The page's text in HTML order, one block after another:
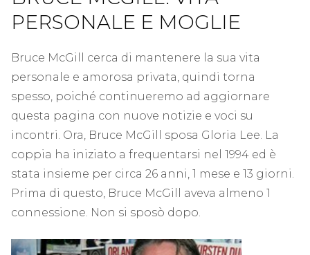
PERSONALE E MOGLIE
Bruce McGill cerca di mantenere la sua vita
personale e amorosa privata, quindi torna
spesso, poiché continueremo ad aggiornare
questa pagina con nuove notizie e voci su
incontri. Ora, Bruce McGill sposa Gloria Lee. La
coppia ha iniziato a frequentarsi nel 1994 ed è
stata insieme per circa 26 anni, 1 mese e 13 giorni.
Prima di questo, Bruce McGill aveva almeno 1
connessione. Non si sposò dopo.